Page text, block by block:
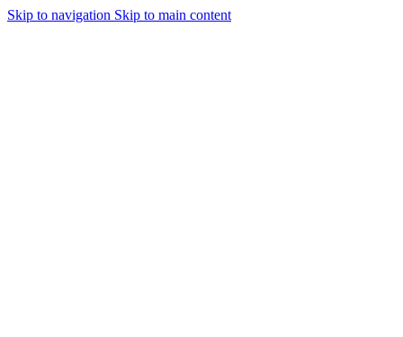
Skip to navigation Skip to main content